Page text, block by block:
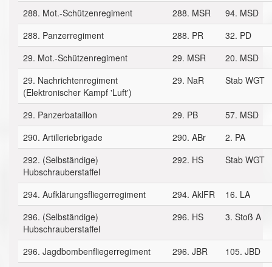
288. Mot.-Schützenregiment
288. MSR
94. MSD
288. Panzerregiment
288. PR
32. PD
29. Mot.-Schützenregiment
29. MSR
20. MSD
29. Nachrichtenregiment
(Elektronischer Kampf 'Luft')
29. NaR Stab WGT
29. Panzerbataillon 29. PB
57. MSD
290. Artilleriebrigade
290. ABr
2. PA
292. (Selbständige)
Hubschrauberstaffel
292. HS Stab WGT
294. Aufklärungsfliegerregiment 294. AklFR
16. LA
296. (Selbständige)
Hubschrauberstaffel
296. HS 3. Stoß A
296. Jagdbombenfliegerregiment 296. JBR
105. JBD